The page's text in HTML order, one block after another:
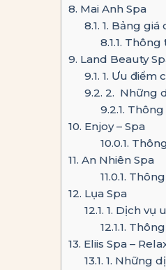
8. Mai Anh Spa
8.1. 1. Bảng giá
8.1.1. Thông
9. Land Beauty
9.1. 1. Ưu điểm
9.2. 2. Những
9.2.1. Thông
10. Enjoy – Spa
10.0.1.
11. An Nhiên Spa
11.0.1.
12. Lụa Spa
12.1. 1. Dịch vụ
12.1.1.
13. Eliis Spa –
13.1. 1. Những